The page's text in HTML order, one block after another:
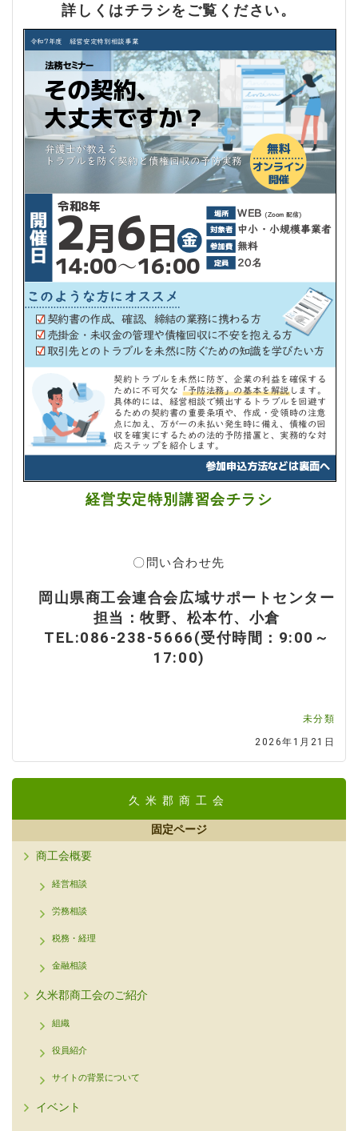
詳しくはチラシをご覧ください。
経営安定特別講習会チラシ
〇問い合わせ先
岡山県商工会連合会広域サポートセンター
担当：牧野、松本竹、小倉
TEL:086-238-5666(受付時間：9:00～
17:00)
未分類
2026年1月21日
久米郡商工会
固定ページ
商工会概要
経営相談
労務相談
税務・経理
金融相談
久米郡商工会のご紹介
組織
役員紹介
サイトの背景について
イベント